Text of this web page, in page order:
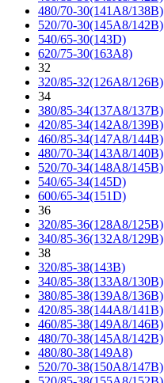
480/70-30(141A8/138B)
520/70-30(145A8/142B)
540/65-30(143D)
620/75-30(163A8)
32
320/85-32(126A8/126B)
34
380/85-34(137A8/137B)
420/85-34(142A8/139B)
460/85-34(147A8/144B)
480/70-34(143A8/140B)
520/70-34(148A8/145B)
540/65-34(145D)
600/65-34(151D)
36
320/85-36(128A8/125B)
340/85-36(132A8/129B)
38
320/85-38(143B)
340/85-38(133A8/130B)
380/85-38(139A8/136B)
420/85-38(144A8/141B)
460/85-38(149A8/146B)
480/70-38(145A8/142B)
480/80-38(149A8)
520/70-38(150A8/147B)